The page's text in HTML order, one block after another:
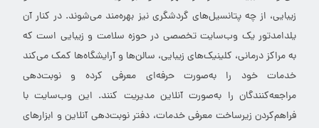
زیبایی، از چه پتانسیل‌های گردشگری نیز بهره‌مند می‌شوند. در کنار آن
یلدامدتور یک وب‌سایت تخصصی در حوزه سلامت و زیبایی است که
به مراکز درمانی، کلینیک‌های زیبایی، سالن‌ها و آرایشگاه‌ها کمک می‌کند
خدمات خود را به‌صورت حرفه‌ای معرفی کرده و نوبت‌دهی
مراجعه‌کنندگان را به‌صورت آنلاین مدیریت کنند. این وب‌سایت با
فراهم‌کردن زیرساخت معرفی خدمات، دفتر نوبت‌دهی آنلاین و ابزارهای